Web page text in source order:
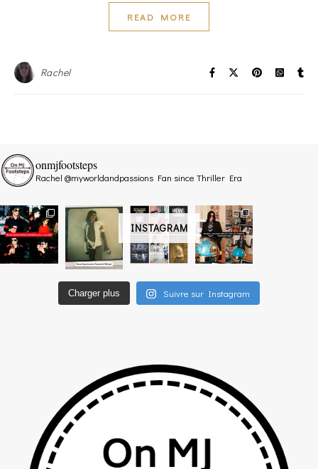
READ MORE
Rachel
INSTAGRAM
onmjfootsteps
Rachel @myworldandpassions Fan since Thriller Era
Charger plus Suivre sur Instagram